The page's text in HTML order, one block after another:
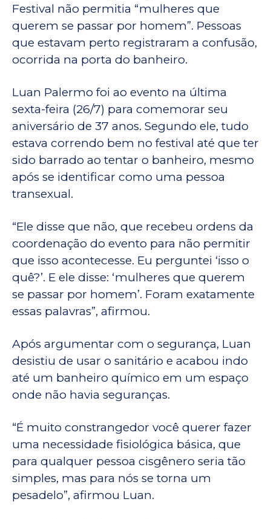
Festival não permitia “mulheres que
querem se passar por homem”. Pessoas
que estavam perto registraram a confusão,
ocorrida na porta do banheiro.
Luan Palermo foi ao evento na última
sexta-feira (26/7) para comemorar seu
aniversário de 37 anos. Segundo ele, tudo
estava correndo bem no festival até que ter
sido barrado ao tentar o banheiro, mesmo
após se identificar como uma pessoa
transexual.
“Ele disse que não, que recebeu ordens da
coordenação do evento para não permitir
que isso acontecesse. Eu perguntei ‘isso o
quê?’. E ele disse: ‘mulheres que querem
se passar por homem’. Foram exatamente
essas palavras”, afirmou.
Após argumentar com o segurança, Luan
desistiu de usar o sanitário e acabou indo
até um banheiro químico em um espaço
onde não havia seguranças.
“É muito constrangedor você querer fazer
uma necessidade fisiológica básica, que
para qualquer pessoa cisgênero seria tão
simples, mas para nós se torna um
pesadelo”, afirmou Luan.